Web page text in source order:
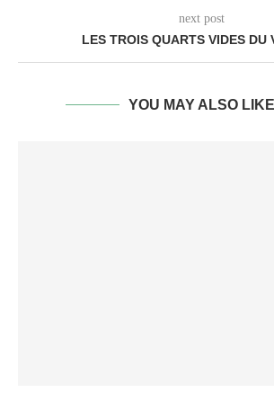
next post
LES TROIS QUARTS VIDES DU
YOU MAY ALSO LIKE